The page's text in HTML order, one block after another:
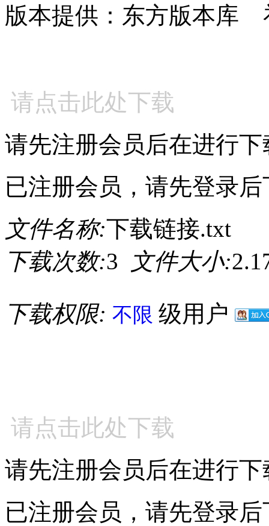
版本提供：东方版本库
请点击此处下载
请先注册会员后在进行下
已注册会员，请先登录后
文件名称:下载链接.txt
下载次数:3 文件大小:
下载权限: 不限 级用户
请点击此处下载
请先注册会员后在进行下
已注册会员，请先登录后